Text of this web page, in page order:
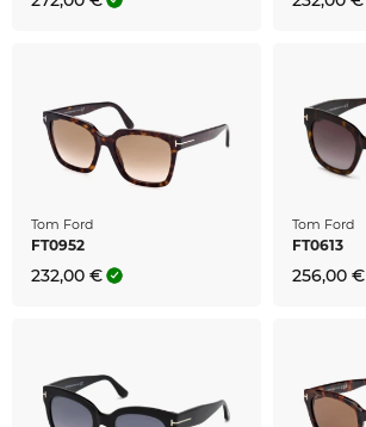
Tom Ford
FT0952
232,00 €
Tom Ford
FT0613
256,00 €